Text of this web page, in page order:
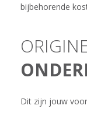
bijbehorende
Dit zijn jouw